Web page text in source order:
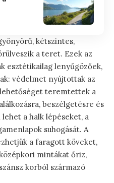
kétszintes,
a teret. Ezek az
esztétikailag lenyűgözőek,
védelmet nyújtottak az
teremtettek a
beszélgetésre és
a halk lépéseket, a
suhogását. A
a faragott köveket,
mintákat őriz,
korból származó